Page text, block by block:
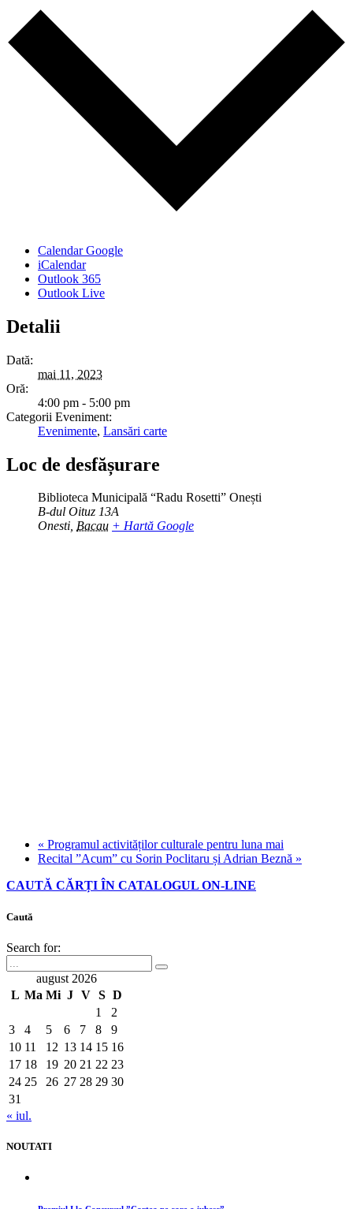
Calendar Google
iCalendar
Outlook 365
Outlook Live
Detalii
Dată:
mai 11, 2023
Oră:
4:00 pm - 5:00 pm
Categorii Eveniment:
Evenimente, Lansări carte
Loc de desfășurare
Biblioteca Municipală “Radu Rosetti” Onești
B-dul Oituz 13A
Onesti, Bacau + Hartă Google
« Programul activităților culturale pentru luna mai
Recital ”Acum” cu Sorin Poclitaru și Adrian Beznă »
CAUTĂ CĂRȚI ÎN CATALOGUL ON-LINE
Caută
Search for:
august 2026
L Ma Mi J V S D
1
2
3
4 5 6 7 8
9
10 11 12 13 14 15 16
17 18 19 20 21 22 23
24 25 26 27 28 29 30
31
« iul.
NOUTATI